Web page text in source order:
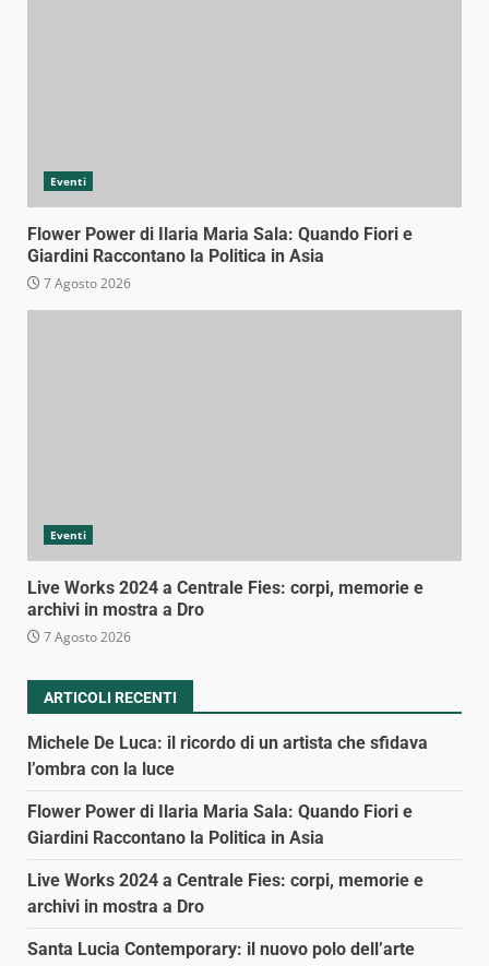
Eventi
Flower Power di Ilaria Maria Sala: Quando Fiori e
Giardini Raccontano la Politica in Asia
7 Agosto 2026
Eventi
Live Works 2024 a Centrale Fies: corpi, memorie e
archivi in mostra a Dro
7 Agosto 2026
ARTICOLI RECENTI
Michele De Luca: il ricordo di un artista che sfidava
l’ombra con la luce
Flower Power di Ilaria Maria Sala: Quando Fiori e
Giardini Raccontano la Politica in Asia
Live Works 2024 a Centrale Fies: corpi, memorie e
archivi in mostra a Dro
Santa Lucia Contemporary: il nuovo polo dell’arte